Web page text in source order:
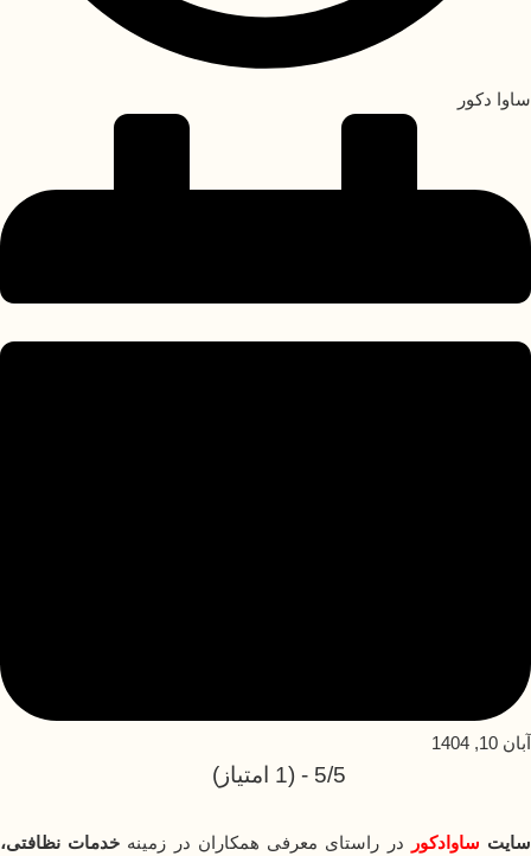
ساوا دکور
آبان 10, 1404
5/5 - (1 امتیاز)
سایت ساوادکور در راستای معرفی همکاران در زمینه خدمات نظافتی،